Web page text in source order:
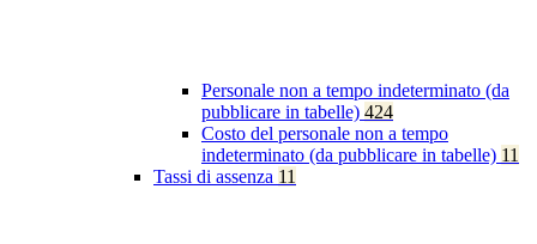
Personale non a tempo indeterminato (da
pubblicare in tabelle) 424
Costo del personale non a tempo
indeterminato (da pubblicare in tabelle) 11
Tassi di assenza 11